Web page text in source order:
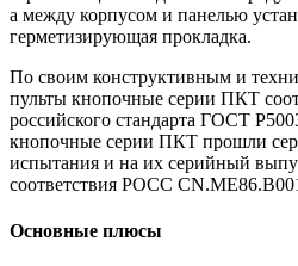
а между корпусом и панелью
герметизирующая прокладка.
По своим конструктивным и
пульты кнопочные серии ПКТ
российского стандарта ГОСТ
кнопочные серии ПКТ прошли
испытания и на их серийный
соответствия РОСС
Основные плюсы